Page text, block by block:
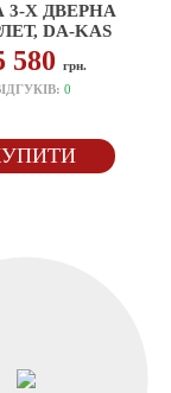
Х ДВЕРНА
DA-KAS
580 грн.
0